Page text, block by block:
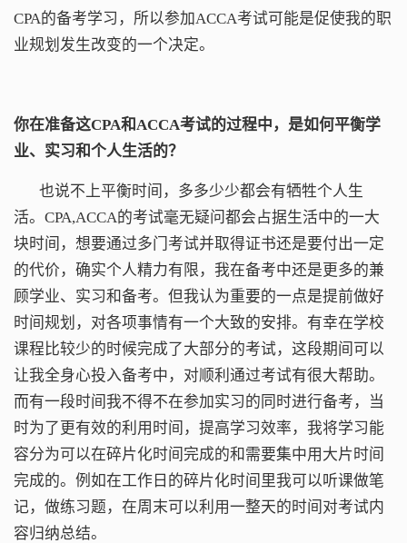
CPA的备考学习，所以参加ACCA考试可能是促使我的职
业规划发生改变的一个决定。
你在准备这CPA和ACCA考试的过程中，是如何平衡学
业、实习和个人生活的？
也说不上平衡时间，多多少少都会有牺牲个人生
活。CPA,ACCA的考试毫无疑问都会占据生活中的一大
块时间，想要通过多门考试并取得证书还是要付出一定
的代价，确实个人精力有限，我在备考中还是更多的兼
顾学业、实习和备考。但我认为重要的一点是提前做好
时间规划，对各项事情有一个大致的安排。有幸在学校
课程比较少的时候完成了大部分的考试，这段期间可以
让我全身心投入备考中，对顺利通过考试有很大帮助。
而有一段时间我不得不在参加实习的同时进行备考，当
时为了更有效的利用时间，提高学习效率，我将学习能
容分为可以在碎片化时间完成的和需要集中用大片时间
完成的。例如在工作日的碎片化时间里我可以听课做笔
记，做练习题，在周末可以利用一整天的时间对考试内
容归纳总结。